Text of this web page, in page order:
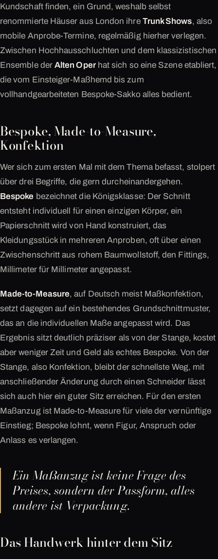
Kundschaft finden, ein Grund, weshalb selbst
renommierte Häuser aus London ihre Trunk Shows, also
mobile Anprobe-Termine, regelmäßig hierher verlegen.
Zwischen Hochhausschluchten und dem klassizistischen
Ensemble derAlten Operhat sich so eine Szene etabliert,
die vom Einsteiger-Maßhemd bis zum
vollhandgearbeiteten Bespoke-Sakko alles bedient.
Bespoke, Made-to-Measure,
Konfektion
Wer sich zum ersten Mal mit dem Thema befasst, stolpert
über drei Begriffe, die gern durcheinandergehen.
Bespoke bezeichnet die Königsklasse: Der Schnitt
entsteht individuell für einen einzigen Körper, ein
Papierschnitt wird von Hand konstruiert, das
Kleidungsstück in mehreren Anproben, oft über einen
Zwischenschritt aus rohem Baumwollstoff, den Fittings,
Millimeter für Millimeter angepasst.
Made-to-Measure, auf Deutsch meist Maßkonfektion,
setzt dagegen auf ein bestehendes Grundschnittmuster,
das an die individuellen Maße angepasst wird. Das
Ergebnis sitzt deutlich präziser als von der Stange, kostet
aber weniger Zeit und Geld als echtes Bespoke. Von der
Stange, also Konfektion, bleibt der schnellste Weg, mit
anschließender Änderung durch einen Schneider lässt
sich auch hier ein guter Sitz erreichen. Für den ersten
Maßanzug ist Made-to-Measure für viele der vernünftige
Einstieg; Bespoke lohnt, wenn Figur, Anspruch oder
Anlass es verlangen.
Ein Maßanzug ist keine Frage des
Preises, sondern der Passform, alles
andere ist Verpackung.
Das Handwerk hinter dem Sitz